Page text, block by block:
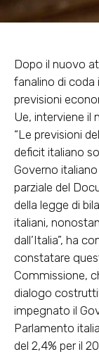
Dopo il nuovo
fanalino di coda
previsioni
Ue, interviene il
“Le previsioni
deficit italiano
Governo
parziale del
della legge di
italiani,
dall’Italia”, ha
constatare
Commissione,
dialogo
impegnato il
Parlamento
del 2,4% per il